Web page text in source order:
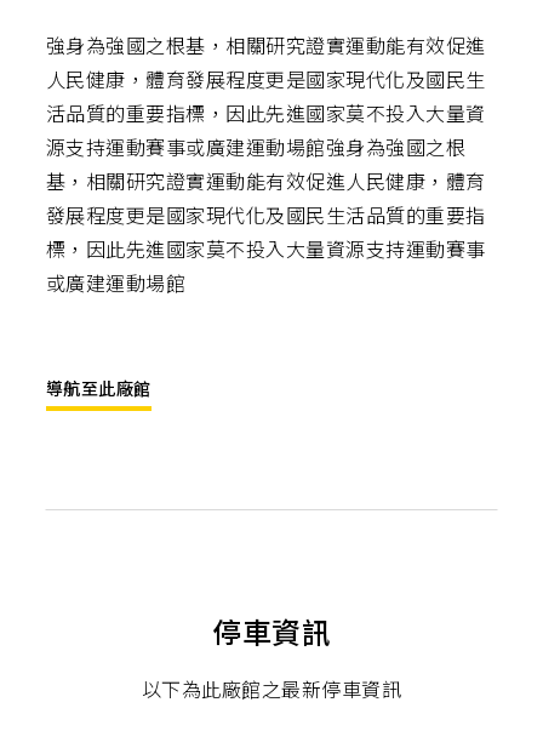
強身為強國之根基，相關研究證實運動能有效促進
人民健康，體育發展程度更是國家現代化及國民生
活品質的重要指標，因此先進國家莫不投入大量資
源支持運動賽事或廣建運動場館強身為強國之根
基，相關研究證實運動能有效促進人民健康，體育
發展程度更是國家現代化及國民生活品質的重要指
標，因此先進國家莫不投入大量資源支持運動賽事
或廣建運動場館
導航至此廠館
停車資訊
以下為此廠館之最新停車資訊